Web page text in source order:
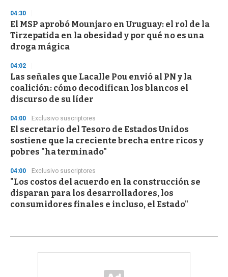
04:30
El MSP aprobó Mounjaro en Uruguay: el rol de la
Tirzepatida en la obesidad y por qué no es una
droga mágica
04:02
Las señales que Lacalle Pou envió al PN y la
coalición: cómo decodifican los blancos el
discurso de su líder
04:00 Exclusivo suscriptores
El secretario del Tesoro de Estados Unidos
sostiene que la creciente brecha entre ricos y
pobres "ha terminado"
04:00 Exclusivo suscriptores
"Los costos del acuerdo en la construcción se
disparan para los desarrolladores, los
consumidores finales e incluso, el Estado"